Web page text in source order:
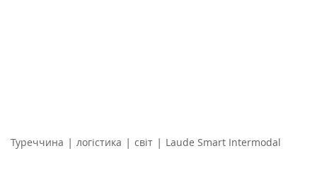
Туреччина | логістика | світ | Laude Smart Intermodal